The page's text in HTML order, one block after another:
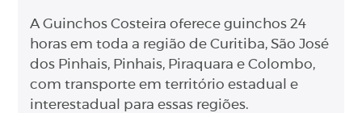
A Guinchos Costeira oferece guinchos 24
horas em toda a região de Curitiba, São José
dos Pinhais, Pinhais, Piraquara e Colombo,
com transporte em território estadual e
interestadual para essas regiões.